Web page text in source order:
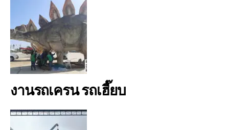
งานรถเครน รถเฮี๊ยบ